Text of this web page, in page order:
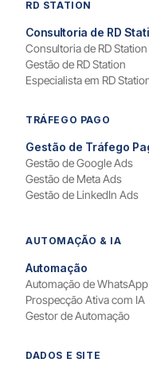
RD STATION
Consultoria de RD
Consultoria de RD Station
Gestão de RD Station
Especialista em RD
TRÁFEGO PAGO
Gestão de Tráfego
Gestão de Google Ads
Gestão de Meta Ads
Gestão de LinkedIn Ads
AUTOMAÇÃO & IA
Automação
Automação de
Prospecção Ativa com IA
Gestor de Automação
DADOS E SITE